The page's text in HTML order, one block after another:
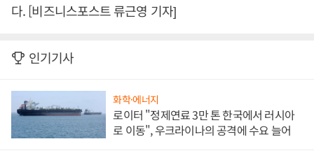
다. [비즈니스포스트 류근영 기자]
인기기사
화학·에너지
로이터 "정제연료 3만 톤 한국에서 러시아
로 이동", 우크라이나의 공격에 수요 늘어